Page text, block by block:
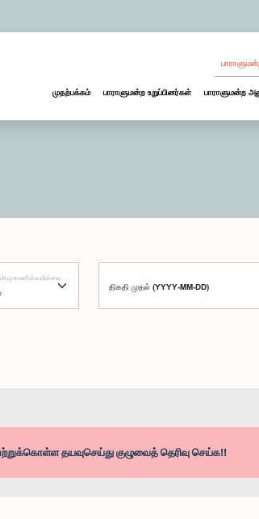
முதற்பக்கம் பாராளுமன்ற உறுப்பினர்கள் பாராளுமன்ற
சமூகமளிக்கவில்லை
திகதி முதல் (YYYY-MM-DD)
தயவுசெய்து குழுவைத் தெரிவு செய்க!!